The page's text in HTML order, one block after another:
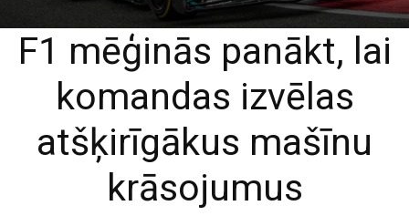
F1 mēģinās panākt, lai
komandas izvēlas
atšķirīgākus mašīnu
krāsojumus